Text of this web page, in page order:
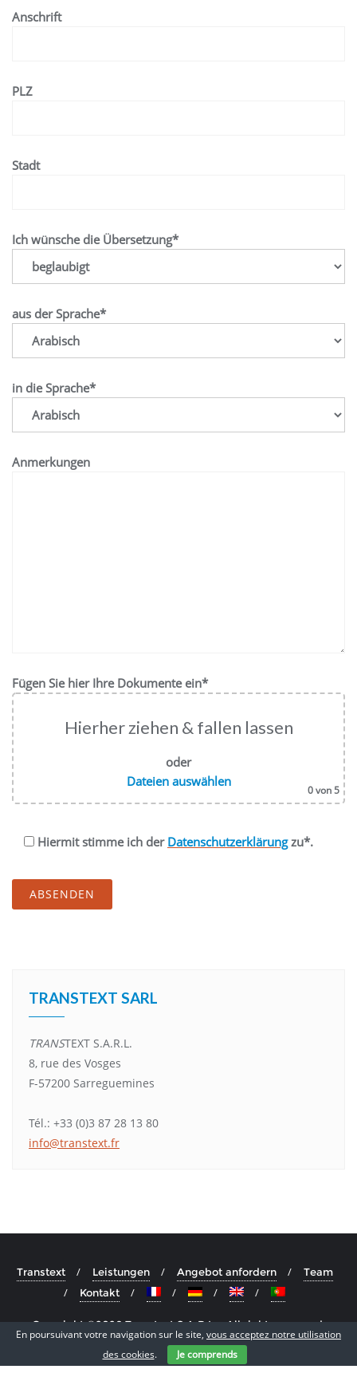
Anschrift
PLZ
Stadt
Ich wünsche die Übersetzung*
aus der Sprache*
in die Sprache*
Anmerkungen
Fügen Sie hier Ihre Dokumente ein*
Hierher ziehen & fallen lassen
oder
Dateien auswählen
0von 5
Hiermit stimme ich der Datenschutzerklärungzu*.
TRANSTEXT SARL
TRANSTEXT S.A.R.L.
8, rue des Vosges
F-57200 Sarreguemines
Tél.: +33 (0)3 87 28 13 80
info@transtext.fr
Transtext Leistungen Angebot anfordern
Team
Kontakt
Copyright ©2026 Transtext S.A.R.L. . All rights reserved.
WordPress &Designed byCyclone Themes
En poursuivant votre navigation sur le site, vous acceptez notre utilisation
des cookies. Je comprends